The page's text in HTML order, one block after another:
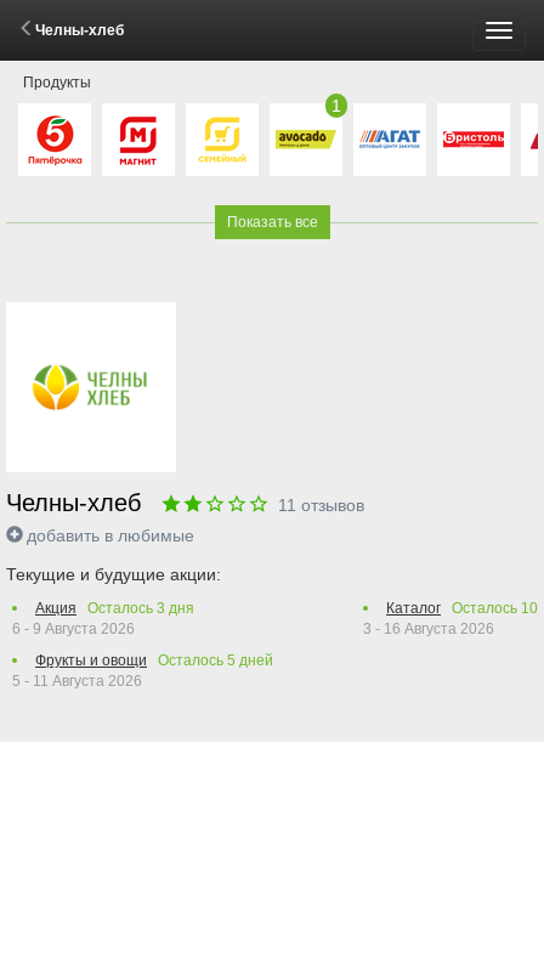
Челны-хлеб
Продукты
1
Показать все
Челны-хлеб 11 отзывов
добавить в любимые
Текущие и будущие акции:
Акция Осталось 3 дня
6 - 9 Августа 2026
Фрукты и овощи
Осталось 5 дней
5 - 11 Августа 2026
Каталог Осталось 10
3 - 16 Августа 2026